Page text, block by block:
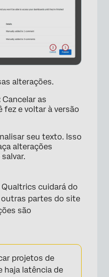
alterações.
Cancelar as
fez e voltar à versão
seu texto. Isso
alterações
Qualtrics cuidará do
partes do site
são
projetos de
haja latência de